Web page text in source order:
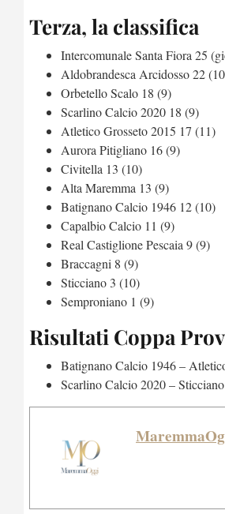
Terza, la classifica
Intercomunale Santa Fiora 25
Aldobrandesca Arcidosso 22
Orbetello Scalo 18 (9)
Scarlino Calcio 2020 18 (9)
Atletico Grosseto 2015 17 (11)
Aurora Pitigliano 16 (9)
Civitella 13 (10)
Alta Maremma 13 (9)
Batignano Calcio 1946 12 (10)
Capalbio Calcio 11 (9)
Real Castiglione Pescaia 9 (9)
Braccagni 8 (9)
Sticciano 3 (10)
Semproniano 1 (9)
Risultati Coppa
Batignano Calcio 1946 –
Scarlino Calcio 2020 –